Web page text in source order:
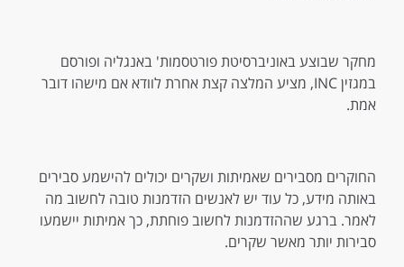
מחקר שבוצע באוניברסיטת פורטסמות' באנגליה ופורסם
במגזין INC, מציע המלצה קצת אחרת לוודא אם מישהו דובר
אמת.
החוקרים מסבירים שאמיתות ושקרים יכולים להישמע סבירים
באותה מידע, כל עוד יש לאנשים הזדמנות טובה לחשוב מה
לאמר. ברגע שההזדמנות לחשוב פוחתת, כך אמיתות יישמעו
סבירות יותר מאשר שקרים.